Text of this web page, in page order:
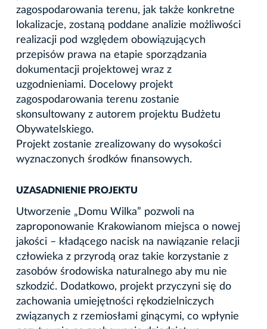
zagospodarowania terenu, jak także konkretne
lokalizacje, zostaną poddane analizie możliwości
realizacji pod względem obowiązujących
przepisów prawa na etapie sporządzania
dokumentacji projektowej wraz z
uzgodnieniami. Docelowy projekt
zagospodarowania terenu zostanie
skonsultowany z autorem projektu Budżetu
Obywatelskiego.
Projekt zostanie zrealizowany do wysokości
wyznaczonych środków finansowych.
UZASADNIENIE PROJEKTU
Utworzenie „Domu Wilka” pozwoli na
zaproponowanie Krakowianom miejsca o nowej
jakości – kładącego nacisk na nawiązanie relacji
człowieka z przyrodą oraz takie korzystanie z
zasobów środowiska naturalnego aby mu nie
szkodzić. Dodatkowo, projekt przyczyni się do
zachowania umiejętności rękodzielniczych
związanych z rzemiosłami ginącymi, co wpłynie